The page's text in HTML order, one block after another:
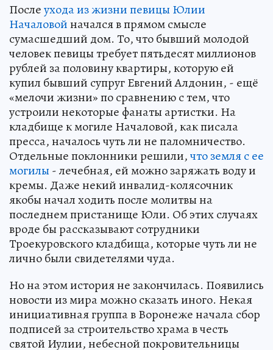
Послеухода из жизни певицы Юлии
Началовойначался в прямом смысле
сумасшедший дом. То, что бывший молодой
человек певицы требует пятьдесят миллионов
рублей за половину квартиры, которую ей
купил бывший супруг Евгений Алдонин, - ещё
«мелочи жизни» по сравнению с тем, что
устроили некоторые фанаты артистки. На
кладбище к могиле Началовой, как писала
пресса, началось чуть ли не паломничество.
Отдельные поклонники решили,что земля с ее
могилы - лечебная, ей можно заряжать воду и
кремы. Даже некий инвалид-колясочник
якобы начал ходить после молитвы на
последнем пристанище Юли. Об этих случаях
вроде бы рассказывают сотрудники
Троекуровского кладбища, которые чуть ли не
лично были свидетелями чуда.
Но на этом история не закончилась. Появились
новости из мира можно сказать иного. Некая
инициативная группа в Воронеже начала сбор
подписей за строительство храма в честь
святой Иулии, небесной покровительницы